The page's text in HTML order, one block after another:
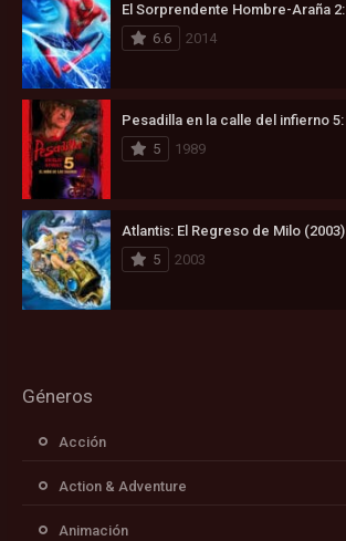
6.6
2014
5
1989
Atlantis: El Regreso de Milo (2003)
5
2003
Géneros
Acción
Action & Adventure
Animación